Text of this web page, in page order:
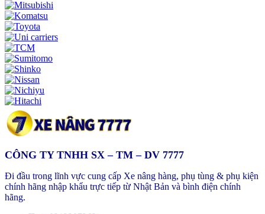
CÔNG TY TNHH SX – TM – DV 7777
Đi đầu trong lĩnh vực cung cấp Xe nâng hàng, phụ tùng & phụ kiện
chính hãng nhập khẩu trực tiếp từ Nhật Bản và bình điện chính
hãng.